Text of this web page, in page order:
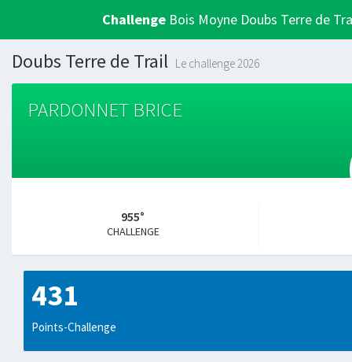
Challenge Bois Moyne Doubs Terre de
Doubs Terre de Trail Le challenge 2026
PARDONNET BRICE
955°
CHALLENGE
431
Points-Challenge